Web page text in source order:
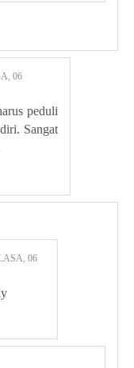
06
peduli
Sangat
06